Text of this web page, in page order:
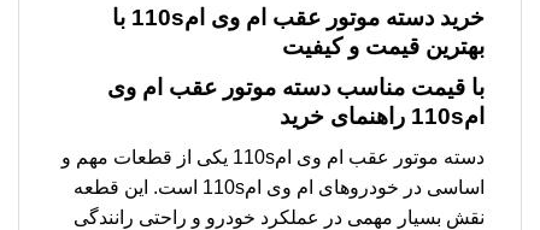
خرید دسته موتور عقب ام وی ام110s با
بهترین قیمت و کیفیت
با قیمت مناسب دسته موتور عقب ام وی
ام110s راهنمای خرید
دسته موتور عقب ام وی ام110s یکی از قطعات مهم و
اساسی در خودروهای ام وی ام110s است. این قطعه
نقش بسیار مهمی در عملکرد خودرو و راحتی رانندگی